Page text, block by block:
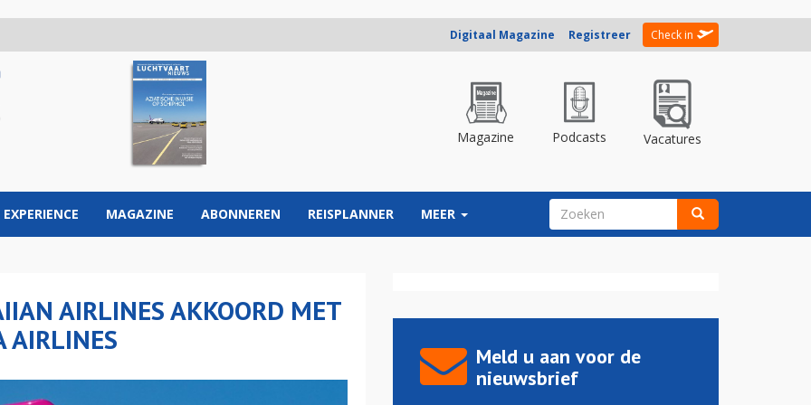
Digitaal Magazine Registreer Check in
Magazine Podcasts Vacatures
EXPERIENCE MAGAZINE ABONNEREN REISPLANNER MEER ZOEKVELD
AIRLINES AKKOORD MET
AIRLINES
Meld u aan voor de
nieuwsbrief